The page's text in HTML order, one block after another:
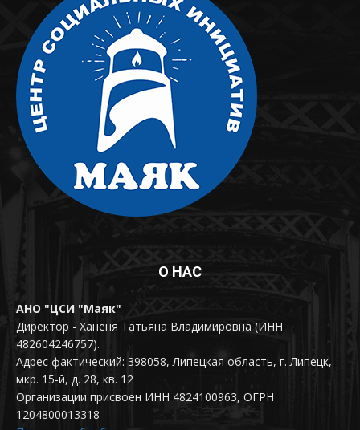
О НАС
АНО "ЦСИ "Маяк"
Директор - Ханеня Татьяна Владимировна (ИНН
482604246757).
Адрес фактический: 398058, Липецкая область, г. Липецк,
мкр. 15-й, д. 28, кв. 12
Организации присвоен ИНН 4824100963, ОГРН
1204800013318